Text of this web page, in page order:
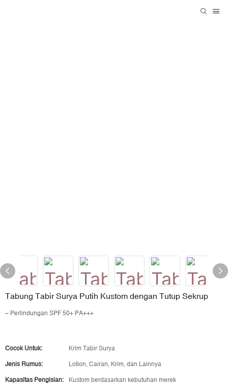
Tabung Tabir Surya Putih Kustom dengan Tutup Sekrup
– Perlindungan SPF 50+ PA+++
Cocok Untuk: Krim Tabir Surya
Jenis Rumus: Lotion, Cairan, Krim, dan Lainnya
Kapasitas Pengisian: Kustom berdasarkan kebutuhan merek